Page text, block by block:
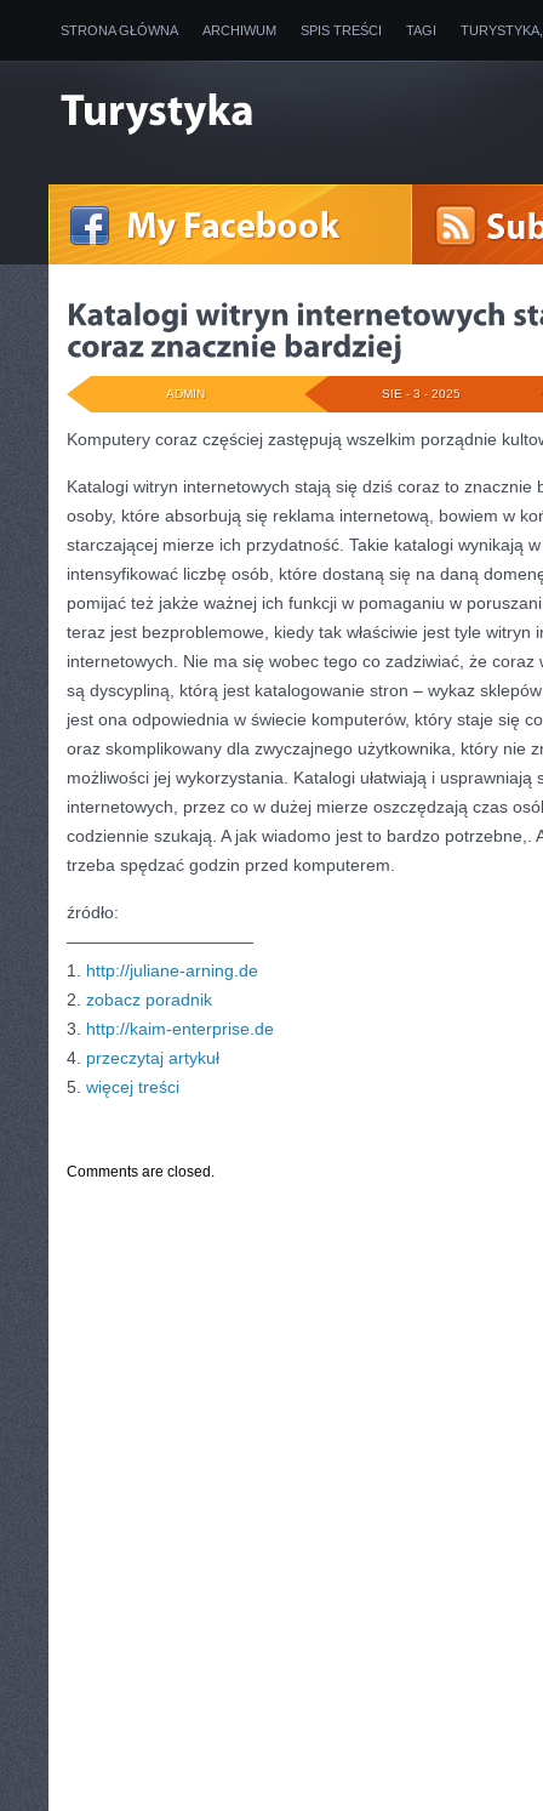
STRONA GŁÓWNA ARCHIWUM SPIS TREŚCI TAGI
SIE - 3 - 2025
ADMIN
Komputery coraz częściej zastępują wszelkim porządnie
Katalogi witryn internetowych stają się dziś coraz to znacznie
osoby, które absorbują się reklama internetową, bowiem w
starczającej mierze ich przydatność. Takie katalogi wynikają
intensyfikować liczbę osób, które dostaną się na daną
pomijać też jakże ważnej ich funkcji w pomaganiu w
teraz jest bezproblemowe, kiedy tak właściwie jest tyle witryn
internetowych. Nie ma się wobec tego co zadziwiać, że
są dyscypliną, którą jest katalogowanie stron – wykaz
jest ona odpowiednia w świecie komputerów, który staje się
oraz skomplikowany dla zwyczajnego użytkownika, który nie
możliwości jej wykorzystania. Katalogi ułatwiają i usprawniają
internetowych, przez co w dużej mierze oszczędzają czas
codziennie szukają. A jak wiadomo jest to bardzo potrzebne,.
trzeba spędzać godzin przed komputerem.
źródło:
———————————
1. http://juliane-arning.de
2. zobacz poradnik
3. http://kaim-enterprise.de
4. przeczytaj artykuł
5. więcej treści
Comments are closed.